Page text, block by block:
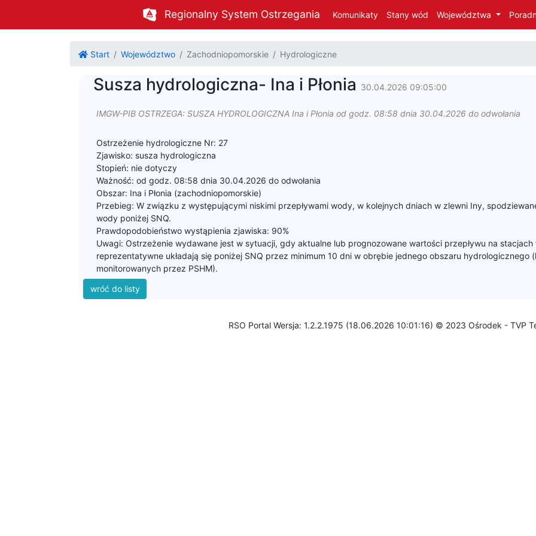
Regionalny System Ostrzegania Komunikaty Stany wód Województwa
Start Województwo Zachodniopomorskie Hydrologiczne
Susza hydrologiczna- Ina i Płonia 30.04.2026 09:05:00
IMGW-PIB OSTRZEGA: SUSZA HYDROLOGICZNA Ina i Płonia od godz. 08:58 dnia 30.04.2026 do odwołania
Ostrzeżenie hydrologiczne Nr: 27
Zjawisko: susza hydrologiczna
Stopień: nie dotyczy
Ważność: od godz. 08:58 dnia 30.04.2026 do odwołania
Obszar: Ina i Płonia (zachodniopomorskie)
Przebieg: W związku z występującymi niskimi przepływami wody, w kolejnych dniach w zlewni Iny,
wody poniżej SNQ.
Prawdopodobieństwo wystąpienia zjawiska: 90%
Uwagi: Ostrzeżenie wydawane jest w sytuacji, gdy aktualne lub prognozowane wartości przepływu na
reprezentatywne układają się poniżej SNQ przez minimum 10 dni w obrębie jednego obszaru hydrologicznego
RSO Portal Wersja: 1.2.2.1975 (18.06.2026 10:01:16) © 2023 Ośrodek - TVP